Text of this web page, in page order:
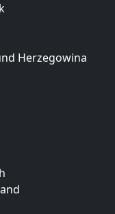
Herzegowina